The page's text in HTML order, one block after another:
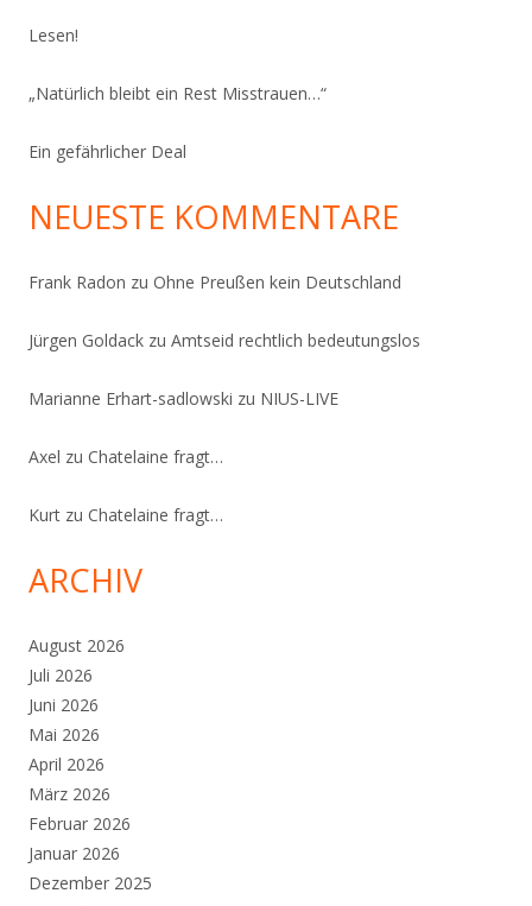
Lesen!
„Natürlich bleibt ein Rest Misstrauen…“
Ein gefährlicher Deal
NEUESTE KOMMENTARE
Frank Radon zu Ohne Preußen kein Deutschland
Jürgen Goldack zu Amtseid rechtlich bedeutungslos
Marianne Erhart-sadlowski zu NIUS-LIVE
Axel zu Chatelaine fragt…
Kurt zu Chatelaine fragt…
ARCHIV
August 2026
Juli 2026
Juni 2026
Mai 2026
April 2026
März 2026
Februar 2026
Januar 2026
Dezember 2025